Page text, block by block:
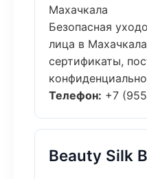
Махачкала
Безопасная
лица в
сертификаты,
Телефон: +7
Beauty Silk